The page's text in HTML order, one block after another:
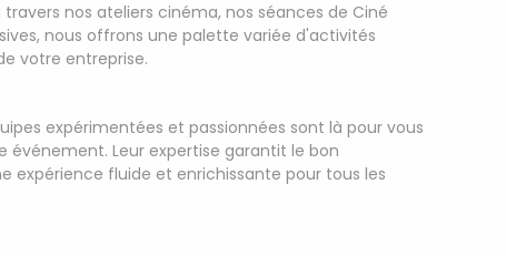
travers nos ateliers cinéma, nos séances de Ciné
nous offrons une palette variée d'activités
votre entreprise.
expérimentées et passionnées sont là pour vous
Leur expertise garantit le bon
expérience fluide et enrichissante pour tous les